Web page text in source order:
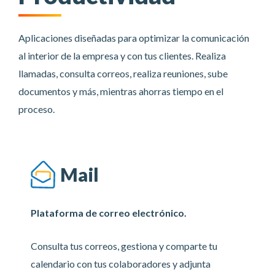
Aplicaciones diseñadas para optimizar la comunicación
al interior de la empresa y con tus clientes. Realiza
llamadas, consulta correos, realiza reuniones, sube
documentos y más, mientras ahorras tiempo en el
proceso.
Mail
Plataforma de correo electrónico.
Consulta tus correos, gestiona y comparte tu
calendario con tus colaboradores y adjunta